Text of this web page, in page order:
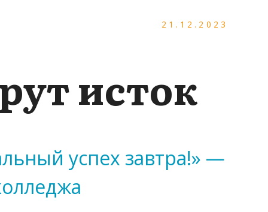
21.12.2023
исток
успех завтра!» —